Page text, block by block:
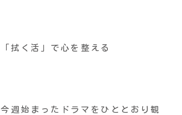
「拭く活」で心を整える
今週始まったドラマをひととおり観